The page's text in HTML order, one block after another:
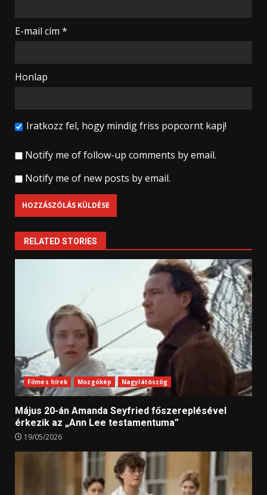
E-mail cím *
Honlap
Iratkozz fel, hogy mindig friss popcornt kapj!
Notify me of follow-up comments by email.
Notify me of new posts by email.
RELATED STORIES
Filmes hírek Mozgókép Nagylátószög
Május 20-án Amanda Seyfried főszereplésével
érkezik az „Ann Lee testamentuma”
19/05/2026